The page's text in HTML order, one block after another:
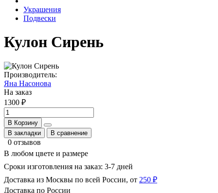
Украшения
Подвески
Кулон Сирень
Производитель:
Яна Насонова
На заказ
1300 ₽
В Корзину
В закладки
В сравнение
0 отзывов
В любом цвете и размере
Сроки изготовления на заказ: 3-7 дней
Доставка из Москвы по всей России, от 250 ₽
Доставка по России